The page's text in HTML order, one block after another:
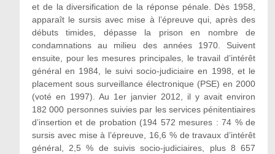
et de la diversification de la réponse pénale. Dès 1958,
apparaît le sursis avec mise à l’épreuve qui, après des
débuts timides, dépasse la prison en nombre de
condamnations au milieu des années 1970. Suivent
ensuite, pour les mesures principales, le travail d’intérêt
général en 1984, le suivi socio-judiciaire en 1998, et le
placement sous surveillance électronique (PSE) en 2000
(voté en 1997). Au 1er janvier 2012, il y avait environ
182 000 personnes suivies par les services pénitentiaires
d’insertion et de probation (194 572 mesures : 74 % de
sursis avec mise à l’épreuve, 16,6 % de travaux d’intérêt
général, 2,5 % de suivis socio-judiciaires, plus 8 657